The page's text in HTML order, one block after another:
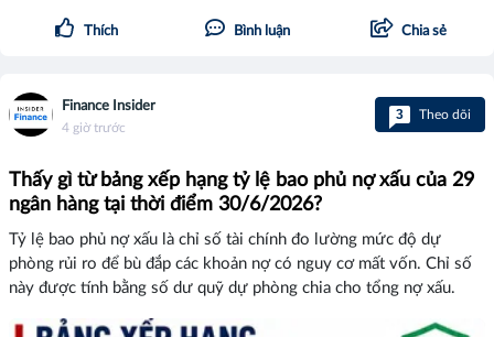
Thích Bình luận Chia sẻ
Finance Insider
4 giờ trước
3 Theo dõi
Thấy gì từ bảng xếp hạng tỷ lệ bao phủ nợ xấu của 29
ngân hàng tại thời điểm 30/6/2026?
Tỷ lệ bao phủ nợ xấu là chỉ số tài chính đo lường mức độ dự
phòng rủi ro để bù đắp các khoản nợ có nguy cơ mất vốn. Chỉ số
này được tính bằng số dư quỹ dự phòng chia cho tổng nợ xấu.